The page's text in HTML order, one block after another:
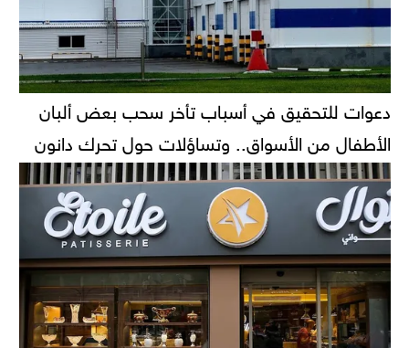
دعوات للتحقيق في أسباب تأخر سحب بعض ألبان
الأطفال من الأسواق.. وتساؤلات حول تحرك دانون